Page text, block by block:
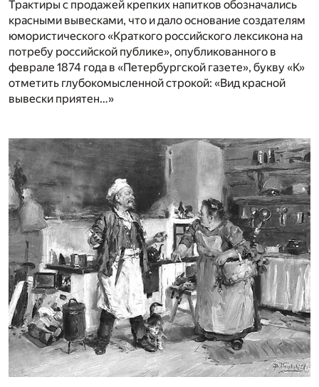
Трактиры с продажей крепких напитков обозначались
красными вывесками, что и дало основание создателям
юмористического «Краткого российского лексикона на
потребу российской публике», опубликованного в
феврале 1874 года в «Петербургской газете», букву «К»
отметить глубокомысленной строкой: «Вид красной
вывески приятен…»